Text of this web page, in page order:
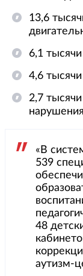
13,6
6,1
4,6
2,7
«В
539
48
аутизм-